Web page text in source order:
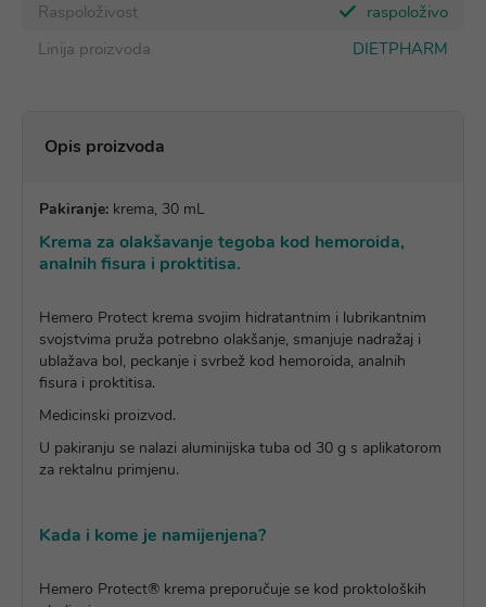
Raspoloživost
raspoloživo
Linija proizvoda
DIETPHARM
Opis proizvoda
Pakiranje: krema, 30 mL
Krema za olakšavanje tegoba kod hemoroida,
analnih fisura i proktitisa.
Hemero Protect krema svojim hidratantnim i lubrikantnim
svojstvima pruža potrebno olakšanje, smanjuje nadražaj i
ublažava bol, peckanje i svrbež kod hemoroida, analnih
fisura i proktitisa.
Medicinski proizvod.
U pakiranju se nalazi aluminijska tuba od 30 g s aplikatorom
za rektalnu primjenu.
Kada i kome je namijenjena?
Hemero Protect® krema preporučuje se kod proktoloških